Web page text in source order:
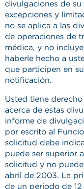
divulgaciones de su
excepciones y
no se aplica a las
de operaciones de
médica, y no
haberle hecho a
que participen en
notificación.
Usted tiene
acerca de estas
informe de
por escrito al
solicitud debe
puede ser superior
solicitud y no
abril de 2003. La
de un periodo de 12